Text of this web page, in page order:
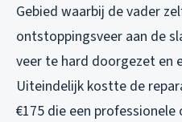
Gebied waarbij de vader
ontstoppingsveer aan de
veer te hard doorgezet en
Uiteindelijk kostte de
€175 die een